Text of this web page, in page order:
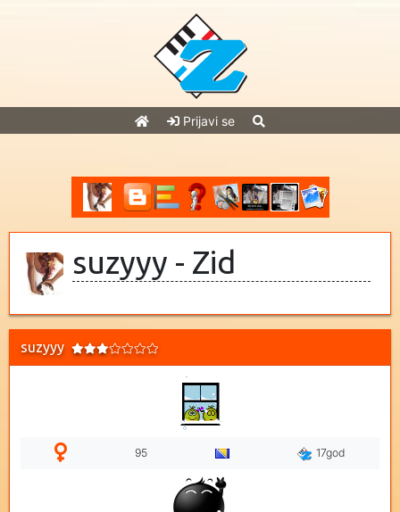
Prijavi se
suzyyy - Zid
suzyyy
95 17god